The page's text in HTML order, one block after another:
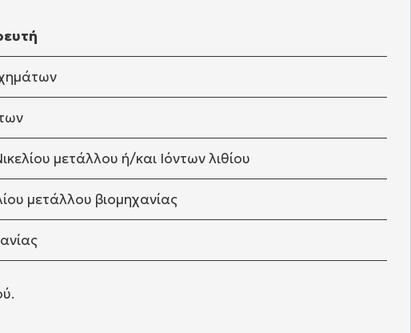
μετάλλου ή/και Ιόντων λιθίου
μετάλλου βιομηχανίας